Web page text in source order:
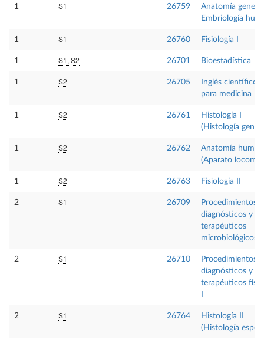
1 S1 26759
Anatomía
Embriología
1 S1 26760 Fisiología I
1 S1, S2 26701 Bioestadística
1 S2 26705
Inglés científico
para medicina
1 S2 26761
Histología I
(Histología
1 S2 26762
Anatomía
(Aparato
1 S2 26763 Fisiología II
2 S1 26709
Procedimientos
diagnósticos y
terapéuticos
microbiológicos
2 S1 26710
Procedimientos
diagnósticos y
terapéuticos
2 S1 26764
Histología II
(Histología